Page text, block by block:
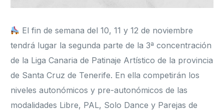
El fin de semana del 10, 11 y 12 de noviembre
tendrá lugar la segunda parte de la 3ª concentración
de la Liga Canaria de Patinaje Artístico de la provincia
de Santa Cruz de Tenerife. En ella competirán los
niveles autonómicos y pre-autonómicos de las
modalidades Libre, PAL, Solo Dance y Parejas de